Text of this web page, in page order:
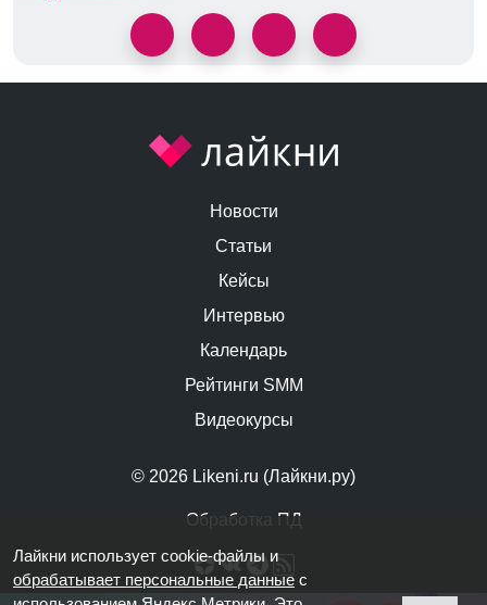
© 2026 Likeni.ru (Лайкни.ру)
Обработка ПД
Новости
Статьи
Кейсы
Интервью
Календарь
Рейтинги SMM
Видеокурсы
Лайкни использует cookie-файлы и
обрабатывает персональные данные с